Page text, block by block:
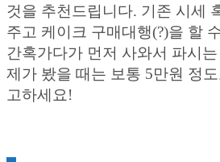
것을 추천드립니다. 기존 시세
주고 케이크 구매대행(?)을 할
간혹가다가 먼저 사와서 파시
제가 봤을 때는 보통 5만원 정
고하세요!